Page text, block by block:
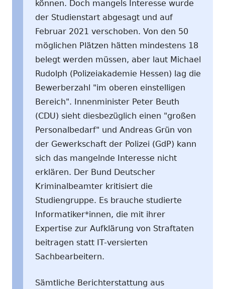
können. Doch mangels Interesse wurde
der Studienstart abgesagt und auf
Februar 2021 verschoben. Von den 50
möglichen Plätzen hätten mindestens 18
belegt werden müssen, aber laut Michael
Rudolph (Polizeiakademie Hessen) lag die
Bewerberzahl "im oberen einstelligen
Bereich". Innenminister Peter Beuth
(CDU) sieht diesbezüglich einen "großen
Personalbedarf" und Andreas Grün von
der Gewerkschaft der Polizei (GdP) kann
sich das mangelnde Interesse nicht
erklären. Der Bund Deutscher
Kriminalbeamter kritisiert die
Studiengruppe. Es brauche studierte
Informatiker*innen, die mit ihrer
Expertise zur Aufklärung von Straftaten
beitragen statt IT-versierten
Sachbearbeitern.
Sämtliche Berichterstattung aus